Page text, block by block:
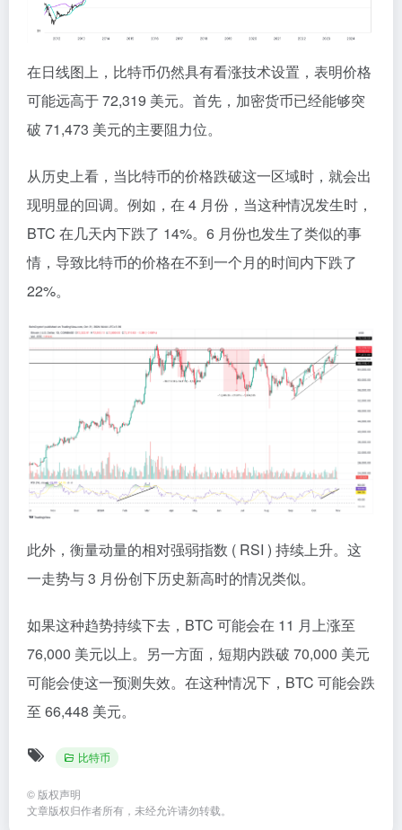
在日线图上，比特币仍然具有看涨技术设置，表明价格
可能远高于 72,319 美元。首先，加密货币已经能够突
破 71,473 美元的主要阻力位。
从历史上看，当比特币的价格跌破这一区域时，就会出
现明显的回调。例如，在 4 月份，当这种情况发生时，
BTC 在几天内下跌了 14%。6 月份也发生了类似的事
情，导致比特币的价格在不到一个月的时间内下跌了
22%。
此外，衡量动量的相对强弱指数 ( RSI ) 持续上升。这
一走势与 3 月份创下历史新高时的情况类似。
如果这种趋势持续下去，BTC 可能会在 11 月上涨至
76,000 美元以上。另一方面，短期内跌破 70,000 美元
可能会使这一预测失效。在这种情况下，BTC 可能会跌
至 66,448 美元。
比特币
© 版权声明
文章版权归作者所有，未经允许请勿转载。